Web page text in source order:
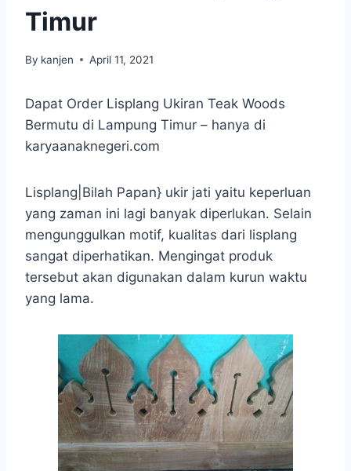
Timur
By kanjen April 11, 2021
Dapat Order Lisplang Ukiran Teak Woods
Bermutu di Lampung Timur – hanya di
karyaanaknegeri.com
Lisplang|Bilah Papan} ukir jati yaitu keperluan
yang zaman ini lagi banyak diperlukan. Selain
mengunggulkan motif, kualitas dari lisplang
sangat diperhatikan. Mengingat produk
tersebut akan digunakan dalam kurun waktu
yang lama.